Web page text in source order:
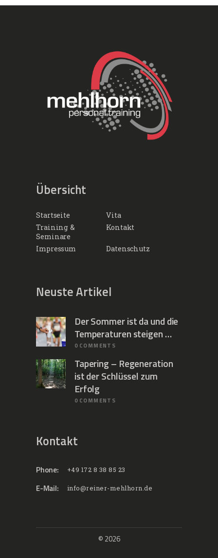
Übersicht
Startseite
Vita
Training &
Seminare
Kontakt
Impressum Datenschutz
Neuste Artikel
Der Sommer ist da und die
Temperaturen steigen …
0 COMMENTS
Tapering – Regeneration
ist der Schlüssel zum
Erfolg
0 COMMENTS
Kontakt
Phone: +49 172 8 38 85 23
E-Mail: info@reiner-mehlhorn.de
© 2026